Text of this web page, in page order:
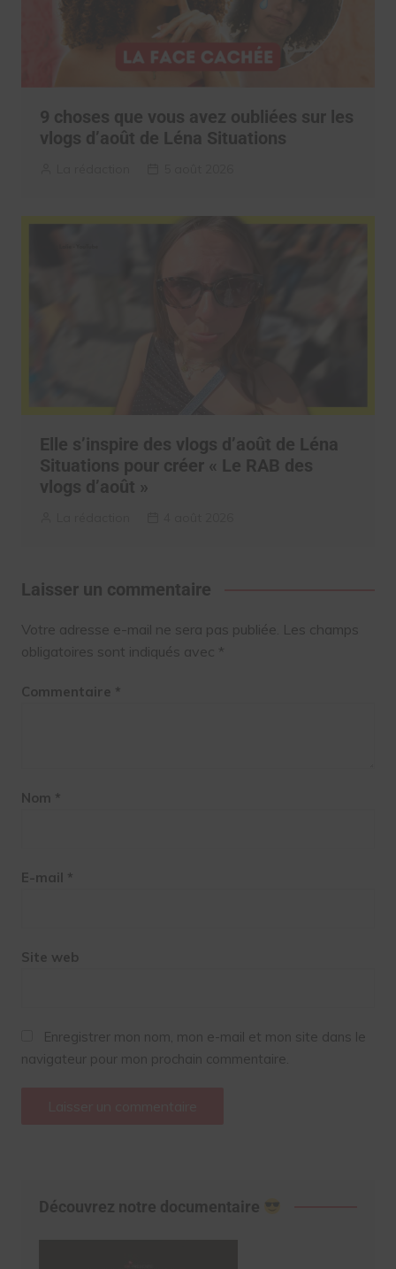
9 choses que vous avez oubliées sur les
vlogs d’août de Léna Situations
Elle s’inspire des vlogs d’août de Léna
Situations pour créer « Le RAB des
vlogs d’août »
Laisser un commentaire
Votre adresse e-mail ne sera pas publiée. Les champs
obligatoires sont indiqués avec *
Commentaire *
Nom *
E-mail *
Site web
Enregistrer mon nom, mon e-mail et mon site dans le
navigateur pour mon prochain commentaire.
Découvrez notre documentaire